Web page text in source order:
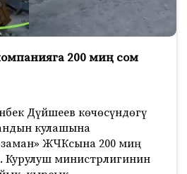
200 миң сом
Дүйшеев көчөсүндөгү
кулашына
ЖЧКсына 200 миң
министрлигинин